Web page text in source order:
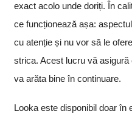
exact acolo unde doriți. În
ce funcționează așa:
cu atenție și nu vor să le
strica. Acest lucru vă
va arăta bine în continuare.
Looka este disponibil doar în